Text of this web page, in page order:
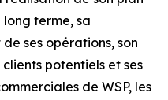
terme, sa
ses opérations, son
potentiels et ses
de WSP, les